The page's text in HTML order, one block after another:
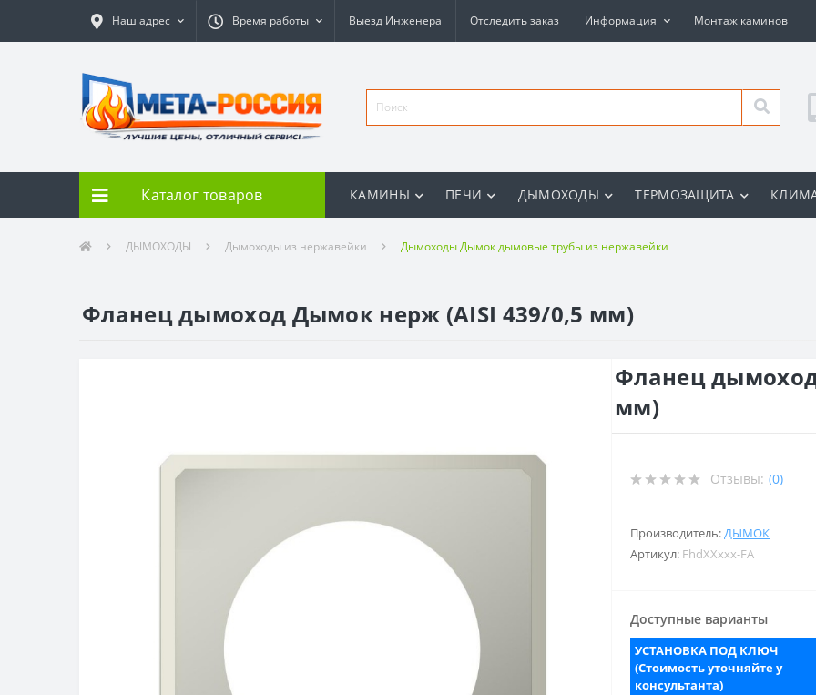
Наш адрес Время работы Выезд Инженера Отследить заказ Информация Монтаж каминов
Каталог товаров КАМИНЫ ПЕЧИ ДЫМОХОДЫ ТЕРМОЗАЩИТА
ДЫМОХОДЫ Дымоходы из нержавейки Дымоходы Дымок дымовые трубы из нержавейки
Фланец дымоход Дымок нерж (AISI 439/0,5 мм)
Фланец
мм)
Отзывы: (0)
Производитель:ДЫМОК
Артикул: FhdXXxxx-FA
Доступные варианты
УСТАНОВКА ПОД КЛЮЧ
(Стоимость уточняйте у
консультанта)